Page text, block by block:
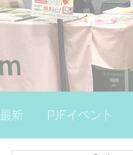
最新 PJFイベント